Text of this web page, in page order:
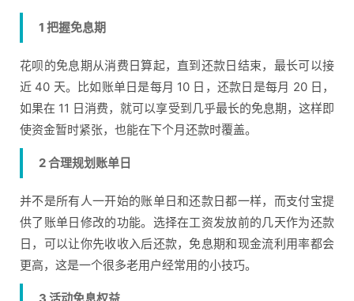
1 把握免息期
花呗的免息期从消费日算起，直到还款日结束，最长可以接
近 40 天。比如账单日是每月 10 日，还款日是每月 20 日，
如果在 11 日消费，就可以享受到几乎最长的免息期，这样即
使资金暂时紧张，也能在下个月还款时覆盖。
2 合理规划账单日
并不是所有人一开始的账单日和还款日都一样，而支付宝提
供了账单日修改的功能。选择在工资发放前的几天作为还款
日，可以让你先收收入后还款，免息期和现金流利用率都会
更高，这是一个很多老用户经常用的小技巧。